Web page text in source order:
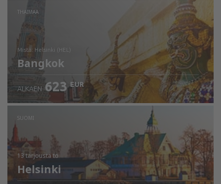
THAIMAA
mistä: Helsinki (HEL)
Bangkok
Tarkista tiedot
ALKAEN 623 EUR
SUOMI
13 tarjousta to
Helsinki